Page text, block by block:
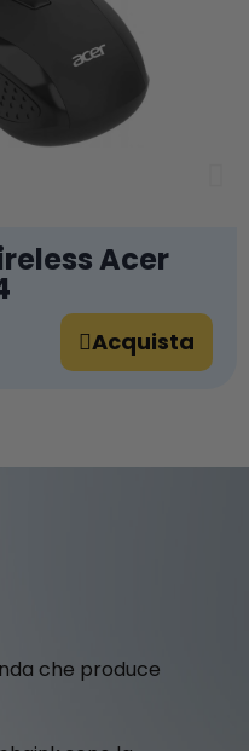
Acer
Acquista
che produce